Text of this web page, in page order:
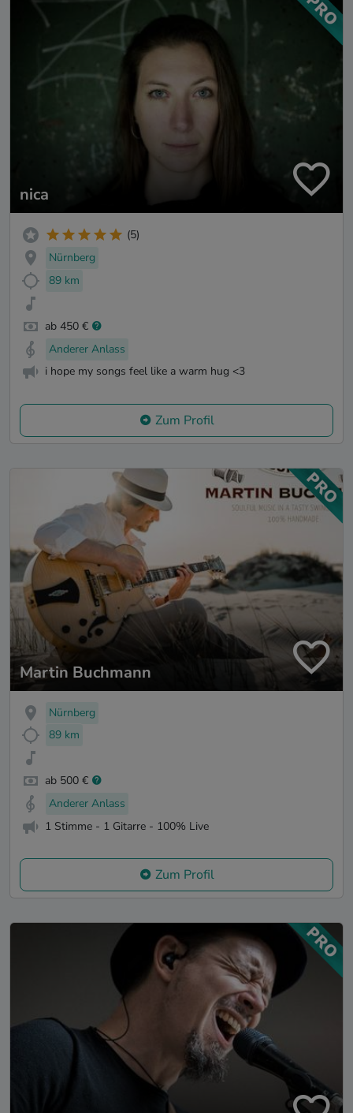
nica
(5)
Nürnberg
89 km
ab 450 €
Anderer Anlass
i hope my songs feel like a warm hug <3
Zum Profil
Martin Buchmann
Nürnberg
89 km
ab 500 €
Anderer Anlass
1 Stimme - 1 Gitarre - 100% Live
Zum Profil